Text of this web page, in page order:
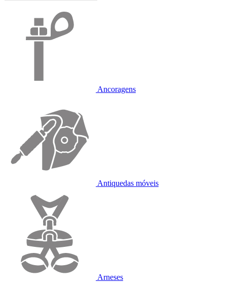
Ancoragens
Antiquedas móveis
Arneses